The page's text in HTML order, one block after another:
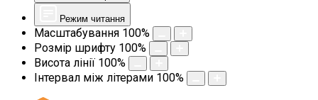
Режим читання
Масштабування 100%
Розмір шрифту 100%
Висота лінії 100%
Інтервал між літерами 100%